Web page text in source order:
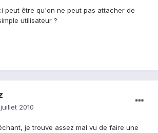
peut être qu'on ne peut pas attacher de
utilisateur ?
2010
je trouve assez mal vu de faire une